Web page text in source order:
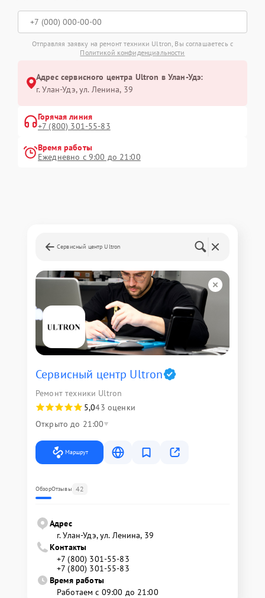
Отправляя заявку на ремонт техники Ultron, Вы соглашаетесь с
Политикой конфиденциальности
Адрес сервисного центра Ultron в Улан-Удэ:
г. Улан-Удэ, ул. Ленина, 39
Горячая линия
+7 (800) 301-55-83
Время работы
Ежедневно с 9:00 до 21:00
Сервисный центр Ultron
Сервисный центр Ultron
Ремонт техники Ultron
5,043 оценки
Открыто до 21:00
Маршрут
ОбзорОтзывы 42
Адрес
г. Улан-Удэ, ул. Ленина, 39
Контакты
+7 (800) 301-55-83
+7 (800) 301-55-83
Время работы
Работаем с 09:00 до 21:00